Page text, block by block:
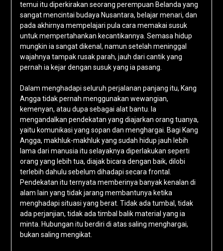
temui itu diperkirakan seorang perempuan Belanda yang
sangat mencintai budaya Nusantara, belajar menari, dan
pada akhirnya mempelajari pula cara memakai susuk
untuk mempertahankan kecantikannya. Semasa hidup
mungkin ia sangat dikenal, namun setelah meninggal
wajahnya tampak rusak parah, jauh dari cantik yang
pernah ia kejar dengan susuk yang ia pasang.
Dalam menghadapi seluruh perjalanan panjang itu, Kang
Angga tidak pernah menggunakan wewangian,
kemenyan, atau dupa sebagai alat bantu. Ia
mengandalkan pendekatan yang diajarkan orang tuanya,
yaitu komunikasi yang sopan dan menghargai. Bagi Kang
Angga, makhluk-makhluk yang sudah hidup jauh lebih
lama dari manusia itu selayaknya diperlakukan seperti
orang yang lebih tua, diajak bicara dengan baik, dilobi
terlebih dahulu sebelum dihadapi secara frontal.
Pendekatan itu ternyata memberinya banyak kenalan di
alam lain yang tidak jarang membantunya ketika
menghadapi situasi yang berat. Tidak ada tumbal, tidak
ada perjanjian, tidak ada timbal balik material yang ia
minta. Hubungan itu berdiri di atas saling menghargai,
bukan saling mengikat.